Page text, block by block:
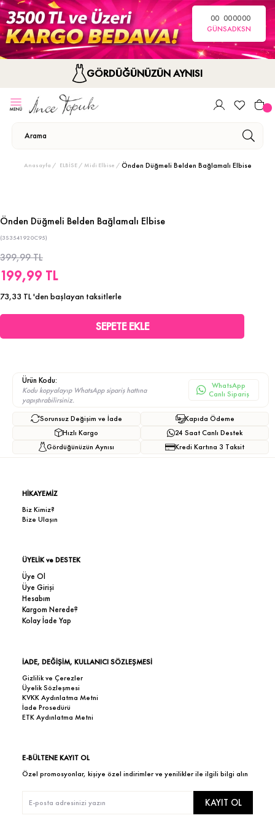
00
GÜN
00
SA
00
DK
00
SN
GÖRDÜĞÜNÜZÜN AYNISI
Anasayfa ELBİSE Midi Elbise Önden Düğmeli Belden Bağlamalı Elbise
Önden Düğmeli Belden Bağlamalı Elbise
(3S3541920C95)
399,99 TL
199,99 TL
73,33 TL'den başlayan taksitlerle
Ürün Kodu:
Kodu kopyalayıp WhatsApp sipariş hattına
yapıştırabilirsiniz.
WhatsApp
Canlı Sipariş
Sorunsuz Değişim ve İade
Hızlı Kargo
Gördüğünüzün Aynısı
Kapıda Ödeme
24 Saat Canlı Destek
Kredi Kartına 3 Taksit
HİKAYEMİZ
Biz Kimiz?
Bize Ulaşın
ÜYELİK ve DESTEK
Üye Ol
Üye Girişi
Hesabım
Kargom Nerede?
Kolay İade Yap
İADE, DEĞİŞİM, KULLANICI SÖZLEŞMESİ
Gizlilik ve Çerezler
Üyelik Sözleşmesi
KVKK Aydınlatma Metni
İade Prosedürü
ETK Aydınlatma Metni
E-BÜLTENE KAYIT OL
Özel promosyonlar, kişiye özel indirimler ve yenilikler ile ilgili bilgi alın
KAYIT OL